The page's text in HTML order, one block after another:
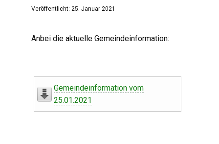
Veröffentlicht: 25. Januar 2021
Anbei die aktuelle Gemeindeinformation:
Gemeindeinformation vom
25.01.2021